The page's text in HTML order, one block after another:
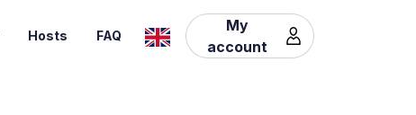
Hosts FAQ
My
account